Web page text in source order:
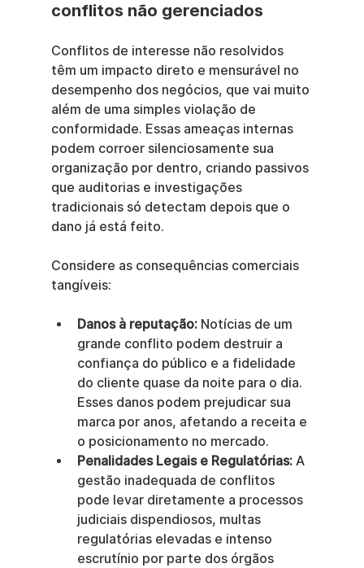
conflitos não gerenciados
Conflitos de interesse não resolvidos
têm um impacto direto e mensurável no
desempenho dos negócios, que vai muito
além de uma simples violação de
conformidade. Essas ameaças internas
podem corroer silenciosamente sua
organização por dentro, criando passivos
que auditorias e investigações
tradicionais só detectam depois que o
dano já está feito.
Considere as consequências comerciais
tangíveis:
Danos à reputação: Notícias de um
grande conflito podem destruir a
confiança do público e a fidelidade
do cliente quase da noite para o dia.
Esses danos podem prejudicar sua
marca por anos, afetando a receita e
o posicionamento no mercado.
Penalidades Legais e Regulatórias: A
gestão inadequada de conflitos
pode levar diretamente a processos
judiciais dispendiosos, multas
regulatórias elevadas e intenso
escrutínio por parte dos órgãos